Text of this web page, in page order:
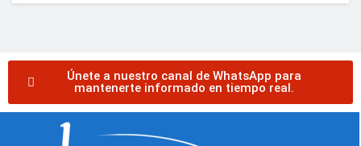
Únete a nuestro canal de WhatsApp para
mantenerte informado en tiempo real.